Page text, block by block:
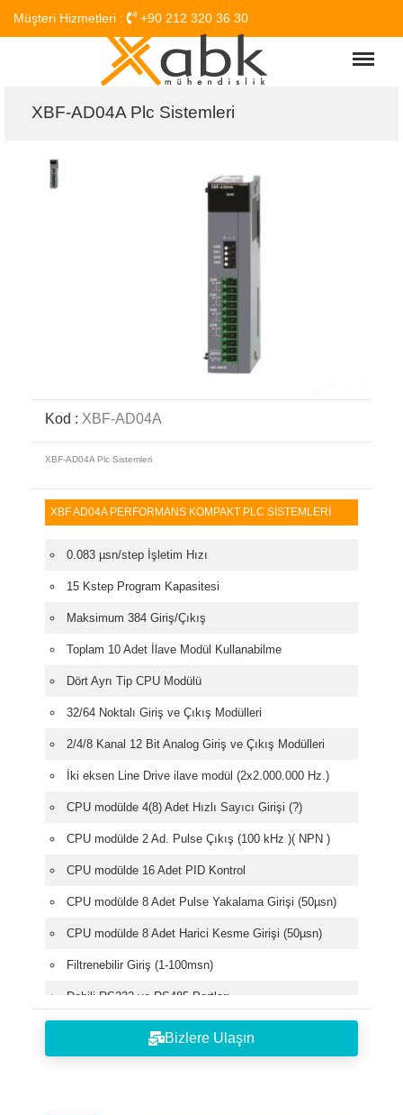
Müşteri Hizmetleri : +90 212 320 36 30
Menu
XBF-AD04A Plc Sistemleri
Kod : XBF-AD04A
XBF-AD04A Plc Sistemleri
XBF AD04A PERFORMANS KOMPAKT PLC SİSTEMLERİ
0.083 µsn/step İşletim Hızı
15 Kstep Program Kapasitesi
Maksimum 384 Giriş/Çıkış
Toplam 10 Adet İlave Modül Kullanabilme
Dört Ayrı Tip CPU Modülü
32/64 Noktalı Giriş ve Çıkış Modülleri
2/4/8 Kanal 12 Bit Analog Giriş ve Çıkış Modülleri
İki eksen Line Drive ilave modül (2x2.000.000 Hz.)
CPU modülde 4(8) Adet Hızlı Sayıcı Girişi (?)
CPU modülde 2 Ad. Pulse Çıkış (100 kHz )( NPN )
CPU modülde 16 Adet PID Kontrol
CPU modülde 8 Adet Pulse Yakalama Girişi (50µsn)
CPU modülde 8 Adet Harici Kesme Girişi (50µsn)
Filtrenebilir Giriş (1-100msn)
Dahili RS232 ve RS485 Portları
Modbus RTU/ASCII Haberleşme
Kullanıcı Tanımlı Protokol
Bizlere Ulaşın